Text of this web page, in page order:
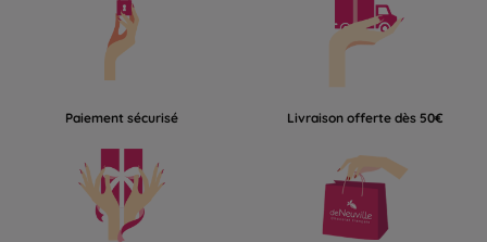
Paiement sécurisé Livraison offerte dès 50€